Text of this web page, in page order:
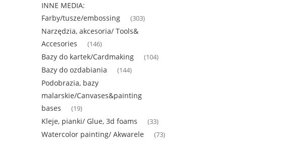
INNE MEDIA:
Farby/tusze/embossing
(303)
Narzędzia, akcesoria/ Tools&
Accesories
(146)
Bazy do kartek/Cardmaking (104)
Bazy do ozdabiania (144)
Podobrazia, bazy
malarskie/Canvases&painting
bases
(19)
Kleje, pianki/ Glue, 3d foams (33)
Watercolor painting/ Akwarele (73)